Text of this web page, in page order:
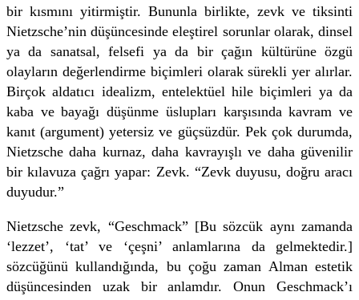
bir kısmını yitirmiştir. Bununla birlikte, zevk ve tiksinti
Nietzsche’nin düşüncesinde eleştirel sorunlar olarak, dinsel
ya da sanatsal, felsefi ya da bir çağın kültürüne özgü
olayların değerlendirme biçimleri olarak sürekli yer alırlar.
Birçok aldatıcı idealizm, entelektüel hile biçimleri ya da
kaba ve bayağı düşünme üslupları karşısında kavram ve
kanıt (argument) yetersiz ve güçsüzdür. Pek çok durumda,
Nietzsche daha kurnaz, daha kavrayışlı ve daha güvenilir
bir kılavuza çağrı yapar: Zevk. “Zevk duyusu, doğru aracı
duyudur.”
Nietzsche zevk, “Geschmack” [Bu sözcük aynı zamanda
‘lezzet’, ‘tat’ ve ‘çeşni’ anlamlarına da gelmektedir.]
sözcüğünü kullandığında, bu çoğu zaman Alman estetik
düşüncesinden uzak bir anlamdır. Onun Geschmack’ı